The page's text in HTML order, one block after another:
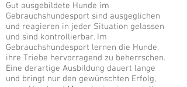
Gut ausgebildete Hunde im
Gebrauchshundesport sind ausgeglichen
und reagieren in jeder Situation gelassen
und sind kontrollierbar. Im
Gebrauchshundesport lernen die Hunde,
ihre Triebe hervorragend zu beherrschen.
Eine derartige Ausbildung dauert lange
und bringt nur den gewünschten Erfolg,